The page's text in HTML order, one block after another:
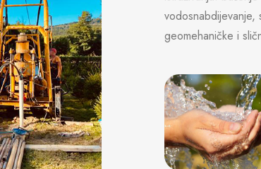
vodosnabdijevanje,
geomehaničke i